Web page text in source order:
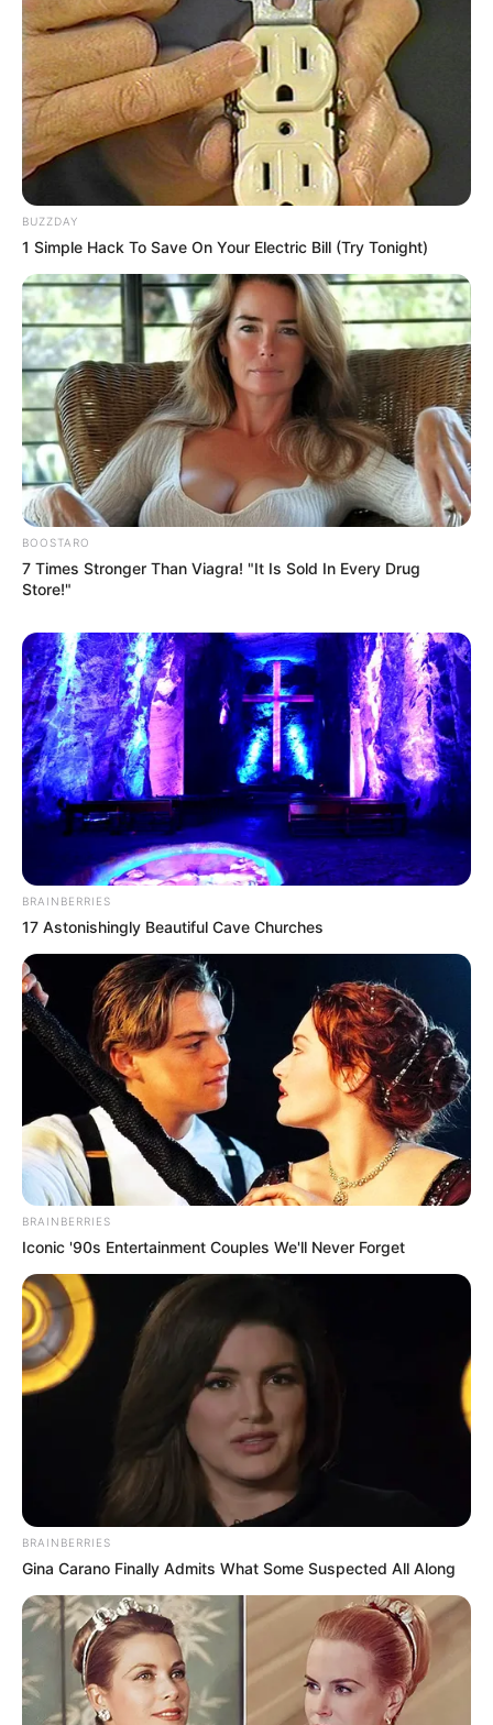
BUZZDAY
1 Simple Hack To Save On Your Electric Bill (Try Tonight)
BOOSTARO
7 Times Stronger Than Viagra! "It Is Sold In Every Drug
Store!"
BRAINBERRIES
17 Astonishingly Beautiful Cave Churches
BRAINBERRIES
Iconic '90s Entertainment Couples We'll Never Forget
BRAINBERRIES
Gina Carano Finally Admits What Some Suspected All Along